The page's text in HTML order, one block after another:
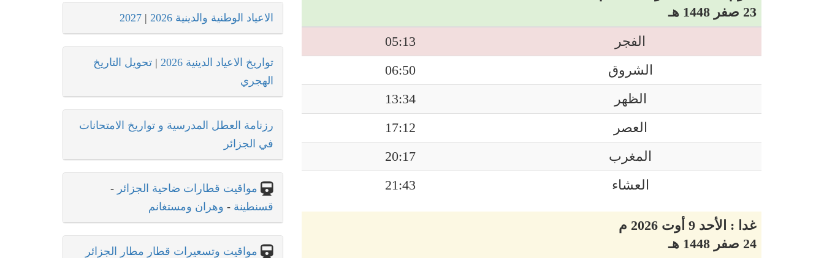
23 صفر 1448 هـ
الفجر
05:13
الشروق
06:50
الظهر
13:34
العصر
17:12
المغرب
20:17
العشاء
21:43
غدا : الأحد 9 أوت 2026 م
24 صفر 1448 هـ
الاعياد الوطنية والدينية 2026 |
2027
تواريخ الاعياد الدينية 2026 | تحويل التاريخ
الهجري
رزنامة العطل المدرسية و تواريخ الامتحانات
في الجزائر
مواقيت قطارات ضاحية الجزائر -
قسنطينة - وهران ومستغانم
مواقيت وتسعيرات قطار مطار الجزائر